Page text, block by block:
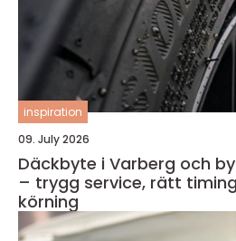
inspiration
09. July 2026
Däckbyte i Varberg och
– trygg service, rätt
körning